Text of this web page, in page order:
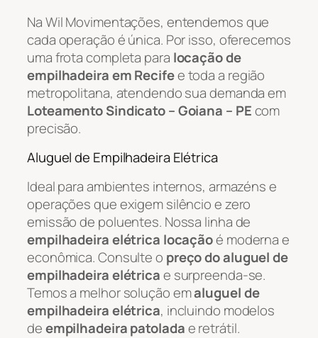
Na Wil Movimentações, entendemos que
cada operação é única. Por isso, oferecemos
uma frota completa para locação de
empilhadeira em Recifee toda a região
metropolitana, atendendo sua demanda em
Loteamento Sindicato – Goiana – PEcom
precisão.
Aluguel de Empilhadeira Elétrica
Ideal para ambientes internos, armazéns e
operações que exigem silêncio e zero
emissão de poluentes. Nossa linha de
empilhadeira elétrica locaçãoé moderna e
econômica. Consulte o preço do aluguel de
empilhadeira elétricae surpreenda-se.
Temos a melhor solução emaluguel de
empilhadeira elétrica, incluindo modelos
deempilhadeira patoladae retrátil.